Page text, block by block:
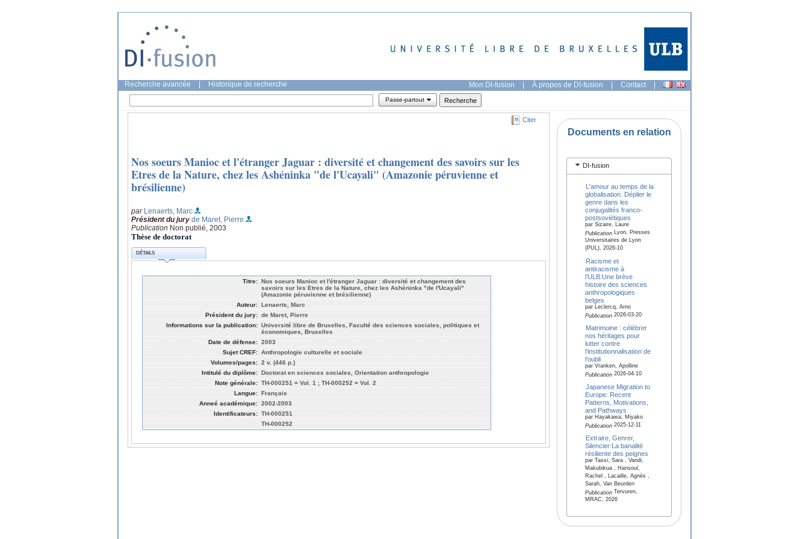
Recherche avancée Historique de recherche Mon DI-fusion | À propos de DI-fusion | Contact |
Passe-partout
Citer
Nos soeurs Manioc et l'étranger Jaguar : diversité et changement des savoirs sur les
Etres de la Nature, chez les Ashéninka "de l'Ucayali" (Amazonie péruvienne et
brésilienne)
par Lenaerts, Marc
Président du jury de Maret, Pierre
Publication Non publié, 2003
Thèse de doctorat
DÉTAILS
Titre: Nos soeurs Manioc et l'étranger Jaguar : diversité et changement des
savoirs sur les Etres de la Nature, chez les Ashéninka "de l'Ucayali"
(Amazonie péruvienne et brésilienne)
Auteur: Lenaerts, Marc
Président du jury: de Maret, Pierre
Informations sur la publication: Université libre de Bruxelles, Faculté des sciences sociales, politiques et
économiques, Bruxelles
Date de défense: 2003
Sujet CREF: Anthropologie culturelle et sociale
Volumes/pages: 2 v. (446 p.)
Intitulé du diplôme: Doctorat en sciences sociales, Orientation anthropologie
Note générale: TH-000251 = Vol. 1 ; TH-000252 = Vol. 2
Langue: Français
Anneé académique: 2002-2003
Identificateurs: TH-000251
TH-000252
Documents en relation
DI-fusion
L'amour au temps de la
globalisation. Déplier le
genre dans les
conjugalités franco-
postsoviétiques
par Sizaire, Laure
PublicationLyon, Presses
Universitaires de Lyon
(PUL), 2026-10
Racisme et
antiracisme à
l’ULB:Une brève
histoire des sciences
anthropologiques
belges
par Leclercq, Arno
Publication2026-03-20
Matrimoine : célébrer
nos héritages pour
lutter contre
l’institutionnalisation de
l’oubli
par Vranken, Apolline
Publication2026-04-10
Japanese Migration to
Europe: Recent
Patterns, Motivations,
and Pathways
par Hayakawa, Miyako
Publication2025-12-11
Extraire, Genrer,
Silencier:La banalité
résiliente des peignes
par Tassi, Sara , Vandi,
Makubikua , Hansoul,
Rachel , Lacaille, Agnès ,
Sarah, Van Beurden
PublicationTervuren,
MRAC, 2026